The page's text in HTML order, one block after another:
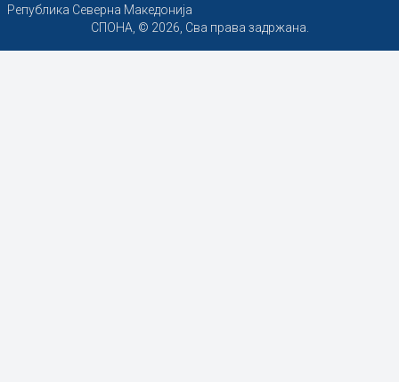
Република Северна Македонија
СПОНА, © 2026, Сва права задржана.